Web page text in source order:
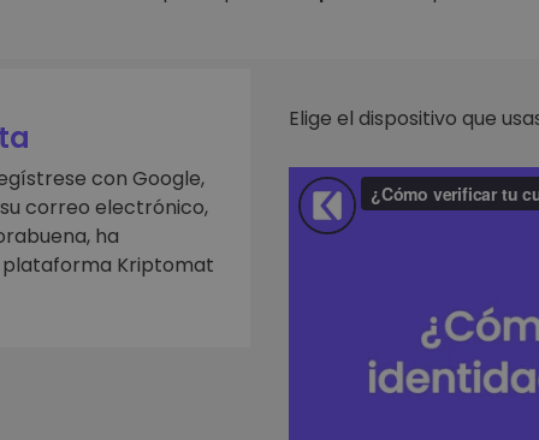
invertir en
regularmente (DCA)
con Google,
correo electrónico,
ha
plataforma Kriptomat
Elige el dispositivo que